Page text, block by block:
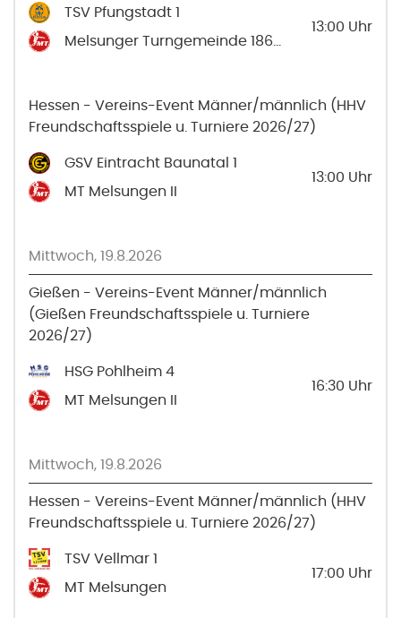
TSV Pfungstadt 1
13:00 Uhr
Hessen - Vereins-Event Männer/männlich (HHV
Freundschaftsspiele u. Turniere 2026/27)
GSV Eintracht Baunatal 1
MT Melsungen II
13:00 Uhr
Mittwoch, 19.8.2026
Gießen - Vereins-Event Männer/männlich
(Gießen Freundschaftsspiele u. Turniere
2026/27)
HSG Pohlheim 4
MT Melsungen II
16:30 Uhr
Mittwoch, 19.8.2026
Hessen - Vereins-Event Männer/männlich (HHV
Freundschaftsspiele u. Turniere 2026/27)
TSV Vellmar 1
MT Melsungen
17:00 Uhr